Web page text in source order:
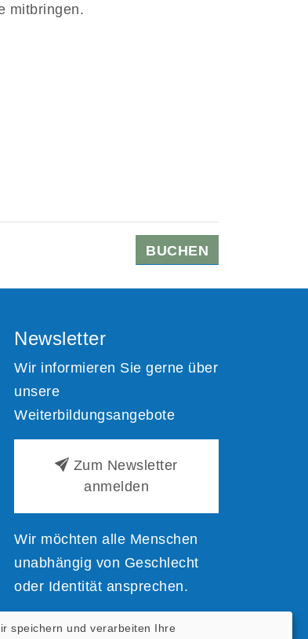
mitbringen.
BUCHEN
Newsletter
Wir informieren Sie gerne über
unsere
Weiterbildungsangebote
Zum Newsletter
anmelden
Wir möchten alle Menschen
unabhängig von Geschlecht
oder Identität ansprechen.
Zur einfacheren Lesbarkeit
speichern und verarbeiten Ihre